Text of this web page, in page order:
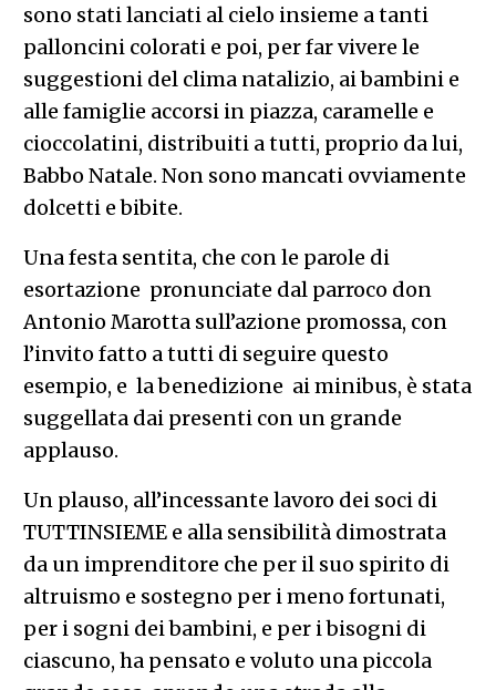
sono stati lanciati al cielo insieme a tanti
palloncini colorati e poi, per far vivere le
suggestioni del clima natalizio, ai bambini e
alle famiglie accorsi in piazza, caramelle e
cioccolatini, distribuiti a tutti, proprio da lui,
Babbo Natale. Non sono mancati ovviamente
dolcetti e bibite.
Una festa sentita, che con le parole di
esortazione pronunciate dal parroco don
Antonio Marotta sull’azione promossa, con
l’invito fatto a tutti di seguire questo
esempio, e la benedizione ai minibus, è stata
suggellata dai presenti con un grande
applauso.
Un plauso, all’incessante lavoro dei soci di
TUTTINSIEME e alla sensibilità dimostrata
da un imprenditore che per il suo spirito di
altruismo e sostegno per i meno fortunati,
per i sogni dei bambini, e per i bisogni di
ciascuno, ha pensato e voluto una piccola